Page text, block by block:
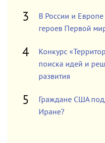
В России и Европе
героев Первой
Конкурс
поиска идей и
развития
Граждане США
Иране?